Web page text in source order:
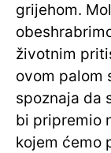
grijehom.
životnim
ovom palom
spoznaja da
bi pripremio
kojem ćemo